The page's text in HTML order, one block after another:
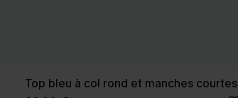
Top bleu à col rond et manches courtes